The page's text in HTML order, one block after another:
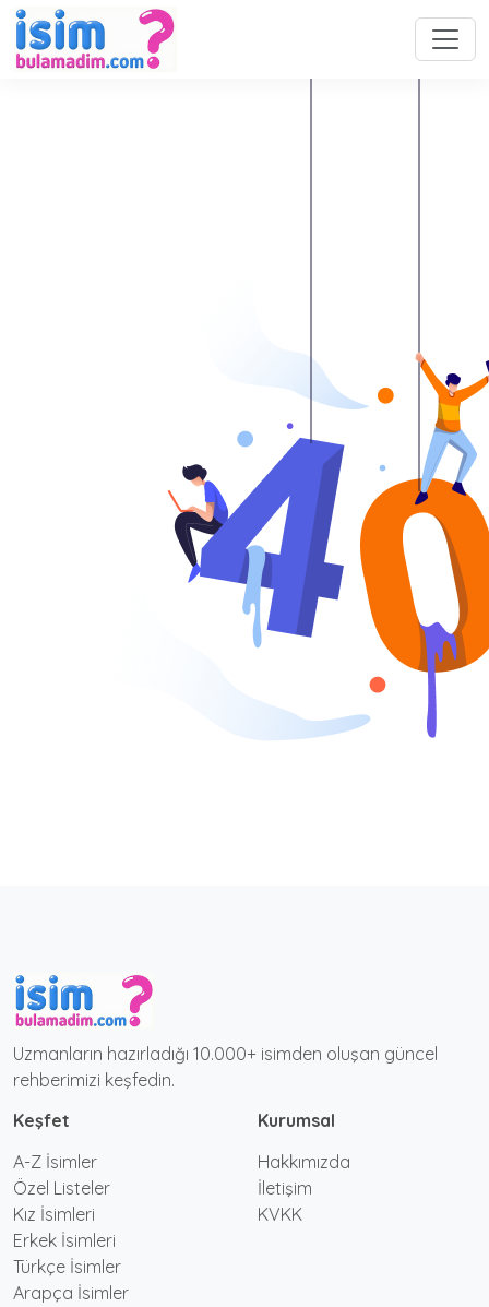
Uzmanların hazırladığı 10.000+ isimden oluşan güncel
rehberimizi keşfedin.
Keşfet
A-Z İsimler
Özel Listeler
Kız İsimleri
Erkek İsimleri
Türkçe İsimler
Arapça İsimler
Kurumsal
Hakkımızda
İletişim
KVKK